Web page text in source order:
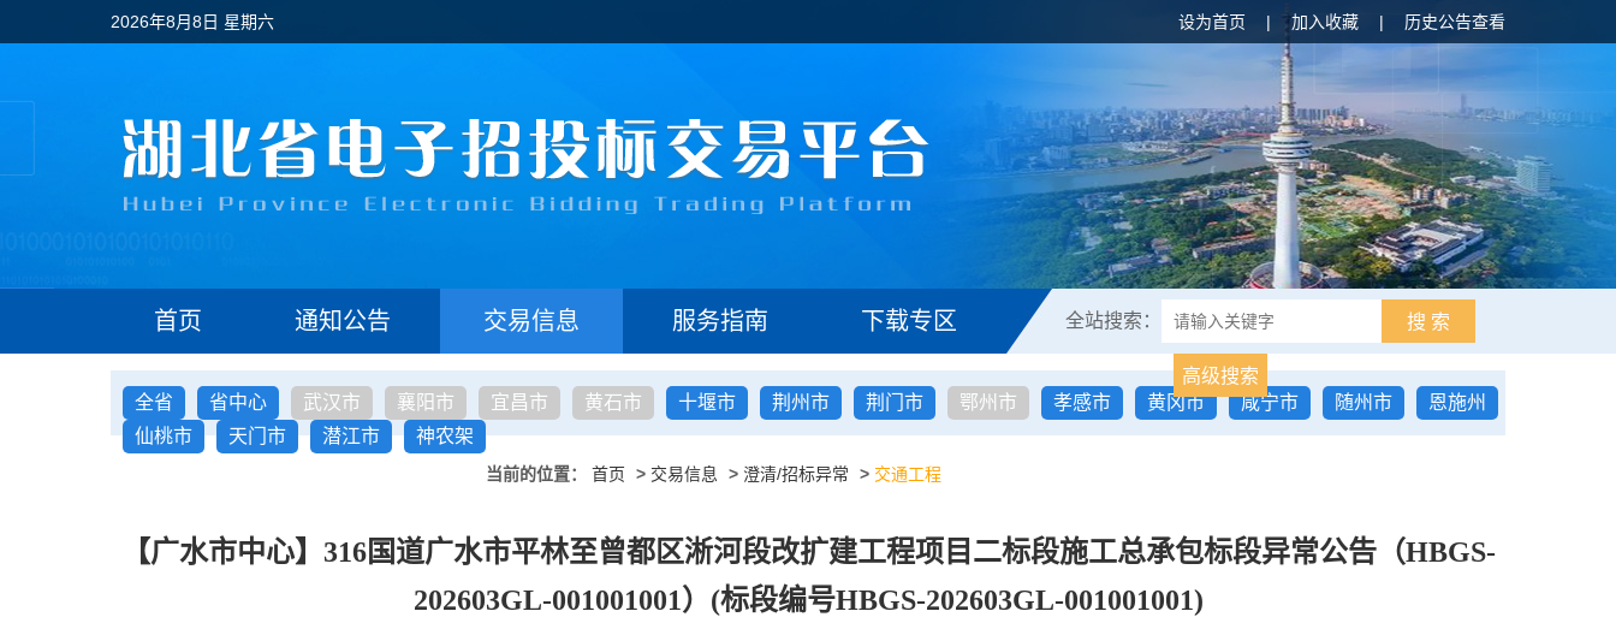
2026年8月8日 星期六 设为首页 | 加入收藏 | 历史公告查看
首页 通知公告 交易信息 服务指南 下载专区 全站搜索： 搜 索
高级搜索
全省
省中心 武汉市 襄阳市 宜昌市 黄石市 十堰市 荆州市 荆门市 鄂州市 孝感市 黄冈市 咸宁市 随州市
恩施州
仙桃市
天门市 潜江市 神农架
当前的位置： 首页 > 交易信息 > 澄清/招标异常 > 交通工程
【广水市中心】316国道广水市平林至曾都区淅河段改扩建工程项目二标段施工总承包标段异常公告（HBGS-
202603GL-001001001）(标段编号HBGS-202603GL-001001001)